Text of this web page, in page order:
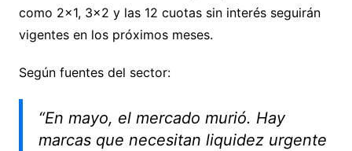
como 2×1, 3×2 y las 12 cuotas sin interés seguirán
vigentes en los próximos meses.
Según fuentes del sector:
“En mayo, el mercado murió. Hay
marcas que necesitan liquidez urgente